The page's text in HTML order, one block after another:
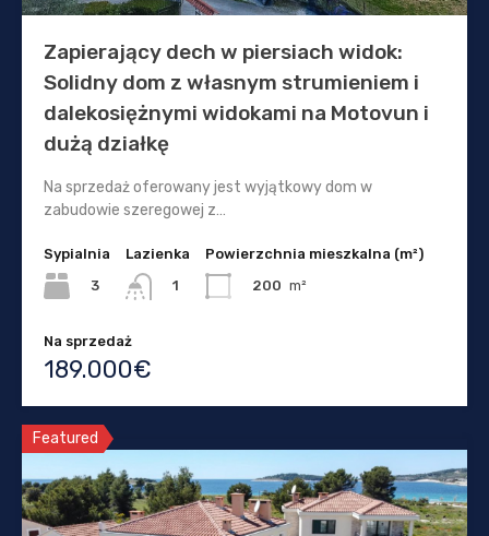
Zapierający dech w piersiach widok:
Solidny dom z własnym strumieniem i
dalekosiężnymi widokami na Motovun i
dużą działkę
Na sprzedaż oferowany jest wyjątkowy dom w
zabudowie szeregowej z…
Sypialnia
3
Lazienka
1
Powierzchnia mieszkalna (m²)
200 m²
Na sprzedaż
189.000€
Featured